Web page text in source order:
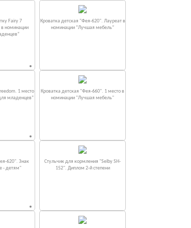
Fаiry 7
номинации
Кроватка детская "Фея-620". Лауреат в
номинации “Лучшая мебель”
1 место
младенцев”
Кроватка детская "Фея-660". 1 место в
номинации "Лучшая мебель"
620". Знак
- детям"
Стульчик для кормления "Selby SH-
152". Диплом 2-й степени